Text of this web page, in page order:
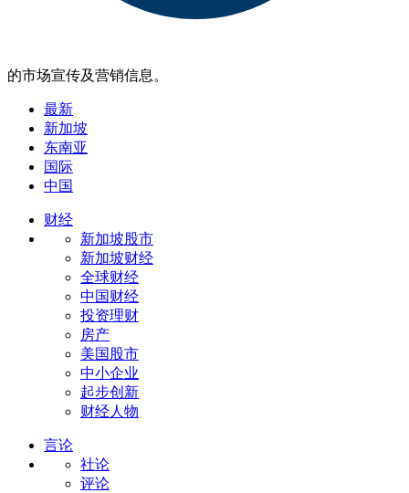
的市场宣传及营销信息。
最新
新加坡
东南亚
国际
中国
财经
新加坡股市
新加坡财经
全球财经
中国财经
投资理财
房产
美国股市
中小企业
起步创新
财经人物
言论
社论
评论